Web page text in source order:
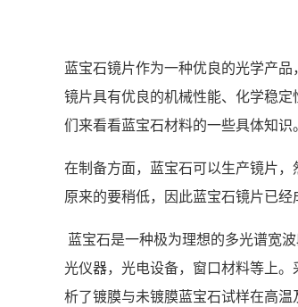
蓝宝石镜片作为一种优良的光学产
镜片具有优良的机械性能、化学稳
们来看看蓝宝石材料的一些具体知识。
在制备方面，蓝宝石可以生产镜片
原来的要稍低，因此蓝宝石镜片已
蓝宝石是一种极为理想的多光谱宽
光仪器，光电设备，窗口材料等上
析了镀膜与未镀膜蓝宝石试样在高